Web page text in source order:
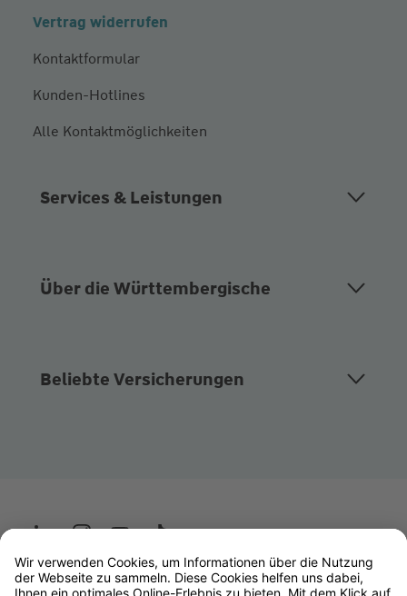
Vertrag widerrufen
Kontaktformular
Kunden-Hotlines
Alle Kontaktmöglichkeiten
Services & Leistungen
Über die Württembergische
Beliebte Versicherungen
Wüstenrot